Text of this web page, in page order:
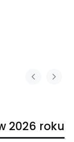
2026 roku